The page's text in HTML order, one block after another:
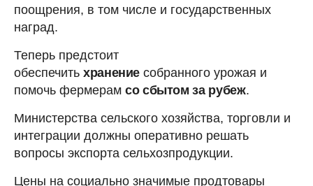
поощрения, в том числе и государственных
наград.
Теперь предстоит
обеспечить хранение собранного урожая и
помочь фермерам со сбытом за рубеж.
Министерства сельского хозяйства, торговли и
интеграции должны оперативно решать
вопросы экспорта сельхозпродукции.
Цены на социально значимые продтовары